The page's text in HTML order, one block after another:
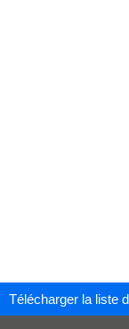
Télécharger la liste